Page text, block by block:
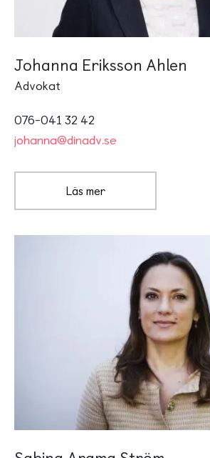
Johanna Eriksson Ahlen
Advokat
076-041 32 42
johanna@dinadv.se
Läs mer